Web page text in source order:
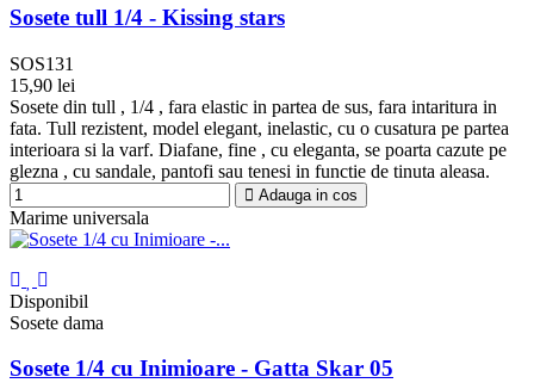
Sosete tull 1/4 - Kissing stars
SOS131
15,90 lei
Negru
Sosete din tull , 1/4 , fara elastic in partea de sus, fara intaritura in
fata. Tull rezistent, model elegant, inelastic, cu o cusatura pe partea
interioara si la varf. Diafane, fine , cu eleganta, se poarta cazute pe
glezna , cu sandale, pantofi sau tenesi in functie de tinuta aleasa.
Adauga in cos
Marime universala
Disponibil
Sosete dama
Sosete 1/4 cu Inimioare - Gatta Skar 05